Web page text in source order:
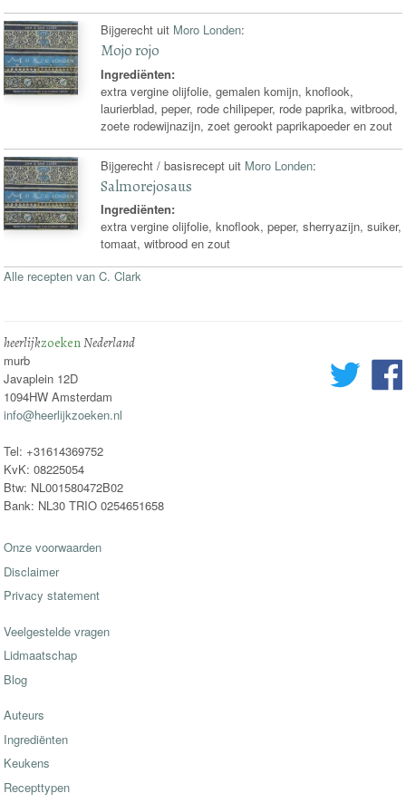
Bijgerecht uit Moro Londen:
Mojo rojo
Ingrediënten:
extra vergine olijfolie, gemalen komijn, knoflook,
laurierblad, peper, rode chilipeper, rode paprika, witbrood,
zoete rodewijnazijn, zoet gerookt paprikapoeder en zout
Bijgerecht / basisrecept uit Moro Londen:
Salmorejosaus
Ingrediënten:
extra vergine olijfolie, knoflook, peper, sherryazijn, suiker,
tomaat, witbrood en zout
Alle recepten van C. Clark
heerlijkzoekenNederland
murb
Javaplein 12D
1094HW Amsterdam
info@heerlijkzoeken.nl
Tel: +31614369752
KvK: 08225054
Btw: NL001580472B02
Bank: NL30 TRIO 0254651658
Onze voorwaarden
Disclaimer
Privacy statement
Veelgestelde vragen
Lidmaatschap
Blog
Auteurs
Ingrediënten
Keukens
Recepttypen